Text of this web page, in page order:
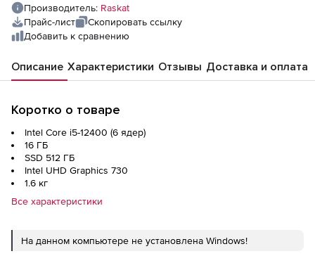
Производитель: Raskat
Прайс-лист
Скопировать ссылку
Добавить к сравнению
Описание Характеристики Отзывы Доставка и оплата
Коротко о товаре
Intel Core i5-12400 (6 ядер)
16 ГБ
SSD 512 ГБ
Intel UHD Graphics 730
1.6 кг
Все характеристики
На данном компьютере не установлена Windows!